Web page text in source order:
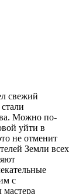
свежий
Можно по-
уйти в
не отменит
Земли всех
с